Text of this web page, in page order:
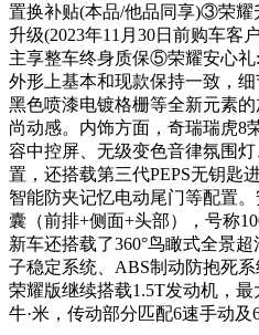
置换补贴(本品/他品同享)③荣耀
升级(2023年11月30日前购车
主享整车终身质保⑤荣耀安心
外形上基本和现款保持一致，
黑色喷漆电镀格栅等全新元素
尚动感。内饰方面，奇瑞瑞虎8
容中控屏、无级变色音律氛围
置，还搭载第三代PEPS无钥匙
智能防夹记忆电动尾门等配置
囊（前排+侧面+头部），号称
新车还搭载了360°鸟瞰式全景
子稳定系统、ABS制动防抱死
荣耀版继续搭载1.5T发动机，
牛·米，传动部分匹配6速手动及